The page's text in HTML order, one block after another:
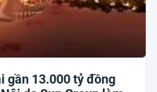
gần 13.000 tỷ đồng